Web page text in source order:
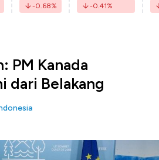
-0.68% -0.41%
PM Kanada
dari Belakang